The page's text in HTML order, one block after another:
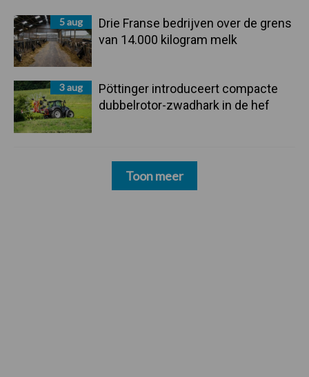
5 aug
Drie Franse bedrijven over de grens
van 14.000 kilogram melk
3 aug
Pöttinger introduceert compacte
dubbelrotor-zwadhark in de hef
Toon meer